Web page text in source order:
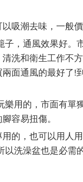
吸潮去味，一般
子，通風效果好。
洗和衛生工作不
面通風的最好了!
樂用的，市面有單
容易扭傷。
的，也可以用人
以洗澡盆也是必需